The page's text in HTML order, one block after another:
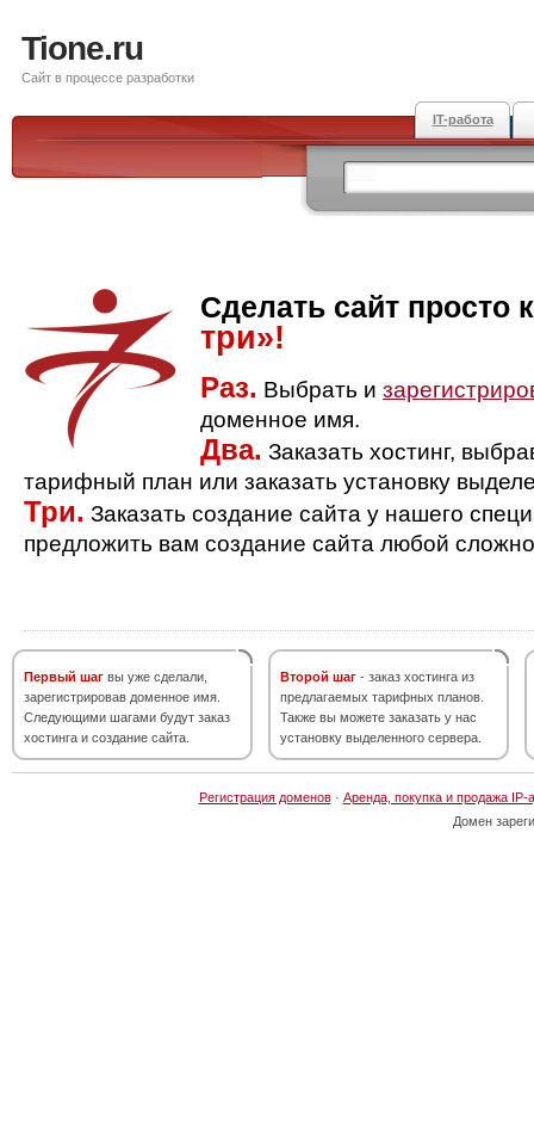
Tione.ru
Сайт в процессе разработки
IT-работа
Сделать сайт просто
три»!
Раз. Выбрать и
доменное имя.
Два. Заказать хостинг,
тарифный план или заказать установку
Три. Заказать создание сайта у нашего
предложить вам создание сайта любой
Первый шаг вы уже сделали,
зарегистрировав доменное имя.
Следующими шагами будут заказ
хостинга и создание сайта.
Второй шаг - заказ хостинга из
предлагаемых тарифных планов.
Также вы можете заказать у нас
установку выделенного сервера.
Регистрация доменов· Аренда, покупка и продажа IP-
Домен